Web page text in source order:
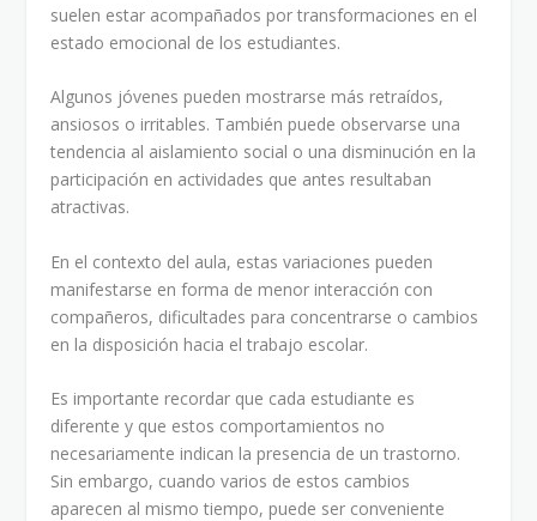
suelen estar acompañados por transformaciones en el
estado emocional de los estudiantes.
Algunos jóvenes pueden mostrarse más retraídos,
ansiosos o irritables. También puede observarse una
tendencia al aislamiento social o una disminución en la
participación en actividades que antes resultaban
atractivas.
En el contexto del aula, estas variaciones pueden
manifestarse en forma de menor interacción con
compañeros, dificultades para concentrarse o cambios
en la disposición hacia el trabajo escolar.
Es importante recordar que cada estudiante es
diferente y que estos comportamientos no
necesariamente indican la presencia de un trastorno.
Sin embargo, cuando varios de estos cambios
aparecen al mismo tiempo, puede ser conveniente